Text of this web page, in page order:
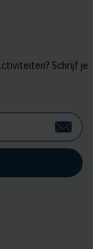
Schrijf je